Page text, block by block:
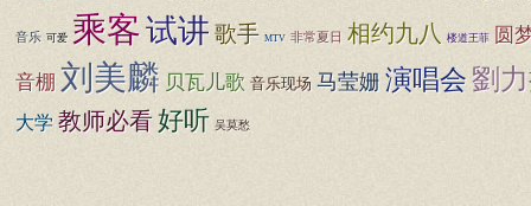
音乐 可爱 乘客试讲歌手 MTV 非常夏日 相约九八 楼道王菲 圆
音棚 刘美麟 贝瓦儿歌 音乐现场 马莹姗 演唱会劉
大学 教师必看好听 吴莫愁